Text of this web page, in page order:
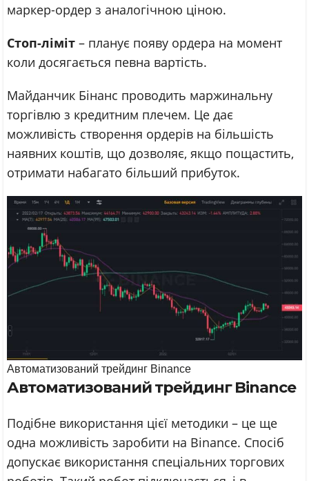
маркер-ордер з аналогічною ціною.
Стоп-ліміт – планує появу ордера на момент
коли досягається певна вартість.
Майданчик Бінанс проводить маржинальну
торгівлю з кредитним плечем. Це дає
можливість створення ордерів на більшість
наявних коштів, що дозволяє, якщо пощастить,
отримати набагато більший прибуток.
Автоматизований трейдинг Binance
Автоматизований трейдинг Binance
Подібне використання цієї методики – це ще
одна можливість заробити на Вinance. Спосіб
допускає використання спеціальних торгових